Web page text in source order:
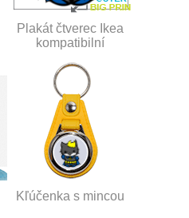
Plakát čtverec Ikea
kompatibilní
Kľúčenka s mincou